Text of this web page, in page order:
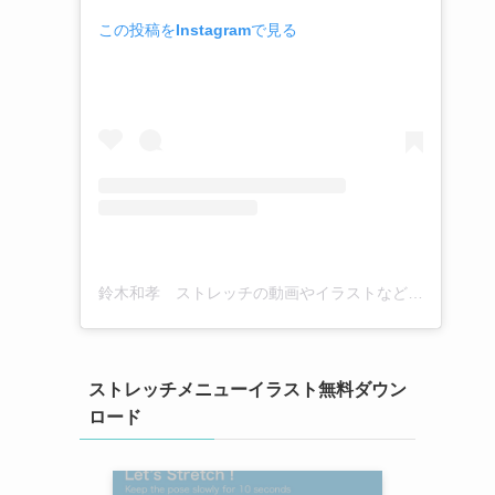
この投稿をInstagramで見る
鈴木和孝 ストレッチの動画やイラストなど(@kazutaka_suzuki_stretch)がシェアした投稿
ストレッチメニューイラスト無料ダウン
ロード